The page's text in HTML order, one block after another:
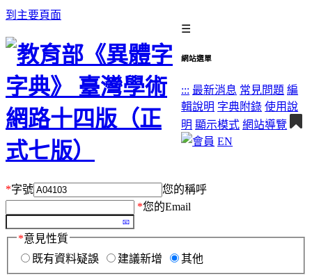
到主要頁面
☰
網站選單
::: 最新消息 常見問題 編
輯說明 字典附錄 使用說
明 顯示模式 網站導覽
EN
*字號
您的稱呼
*您的Email
*意見性質
既有資料疑誤
建議新增 其他